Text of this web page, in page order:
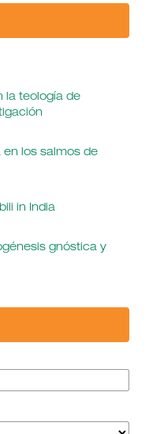
la teología de
en los salmos de
in India
gnóstica y